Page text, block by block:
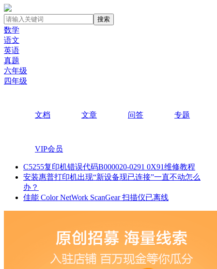
搜索
数学
语文
英语
真题
六年级
四年级
文档 文章 问答 专题
VIP会员
C5255复印机错误代码B000020-0291 0X91维修教程
安装惠普打印机出现“新设备现已连接”一直不动怎么
办？
佳能 Color NetWork ScanGear 扫描仪已离线